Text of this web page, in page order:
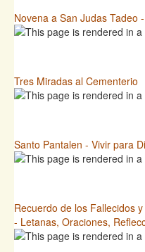
Novena a San Judas Tadeo
Tres Miradas al Cementerio
Santo Pantalen - Vivir para
Recuerdo de los Fallecidos
- Letanas, Oraciones,